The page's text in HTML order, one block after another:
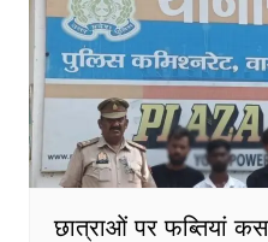
छात्राओं पर फब्तियां